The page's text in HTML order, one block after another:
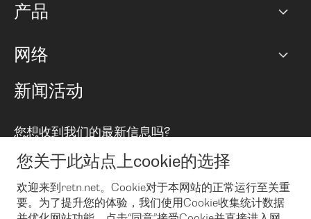
您关于此站点上cookie的选择
欢迎来到retn.net。Cookie对于本网站的正常运行至关重
要。为了提升您的体验，我们使用Cookie收集统计数据
PoP 点
对等互联政策
RTT Map
产品
互联网
远程 IX
云连接
防DDoS攻击保护服务(DDoS Protection)
网络
可控全球私用网络
BGP 解决方案
TRANSKZ
网络安全
新闻活动
您想收到我们的最新信息吗?
在您接受了我们的隐私条款之后，可以通过 Email 来订阅我们的新